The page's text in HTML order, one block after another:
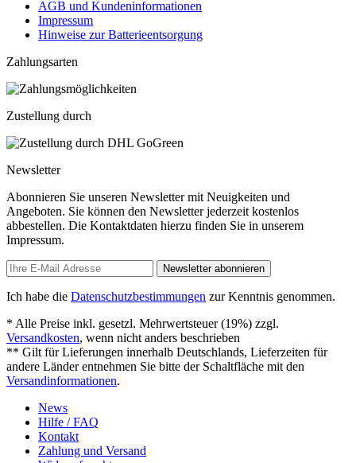
AGB und Kundeninformationen
Impressum
Hinweise zur Batterieentsorgung
Zahlungsarten
Zustellung durch
Newsletter
Abonnieren Sie unseren Newsletter mit Neuigkeiten und
Angeboten. Sie können den Newsletter jederzeit kostenlos
abbestellen. Die Kontaktdaten hierzu finden Sie in unserem
Impressum.
Newsletter abonnieren
Ich habe die Datenschutzbestimmungen zur Kenntnis genommen.
* Alle Preise inkl. gesetzl. Mehrwertsteuer (19%) zzgl.
Versandkosten, wenn nicht anders beschrieben
** Gilt für Lieferungen innerhalb Deutschlands, Lieferzeiten für
andere Länder entnehmen Sie bitte der Schaltfläche mit den
Versandinformationen.
News
Hilfe / FAQ
Kontakt
Zahlung und Versand